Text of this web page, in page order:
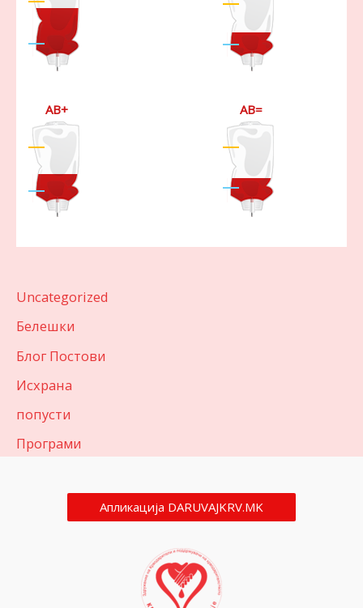
AB+ AB=
Uncategorized
Белешки
Блог Постови
Исхрана
попусти
Програми
Апликација DARUVAJKRV.MK